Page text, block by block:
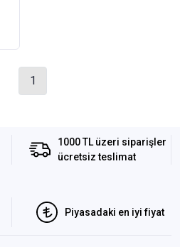
1
1000 TL üzeri siparişler
ücretsiz teslimat
Piyasadaki en iyi fiyat